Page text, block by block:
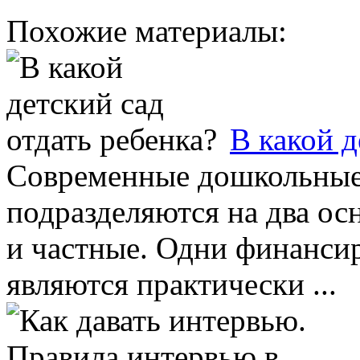
Похожие материалы:
В какой
Современные
подразделяются на два
и частные. Одни
являются практически ...